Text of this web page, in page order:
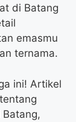
di Batang
emasmu
ternama.
ini! Artikel